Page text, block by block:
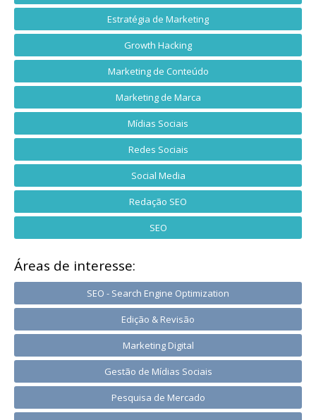
Estratégia de Marketing
Growth Hacking
Marketing de Conteúdo
Marketing de Marca
Mídias Sociais
Redes Sociais
Social Media
Redação SEO
SEO
Áreas de interesse:
SEO - Search Engine Optimization
Edição & Revisão
Marketing Digital
Gestão de Mídias Sociais
Pesquisa de Mercado